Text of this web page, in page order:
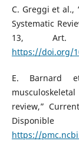
C. Greggi et al.,
Systematic
13, Art.
https://doi.org/
E. Barnard
review,”
https://